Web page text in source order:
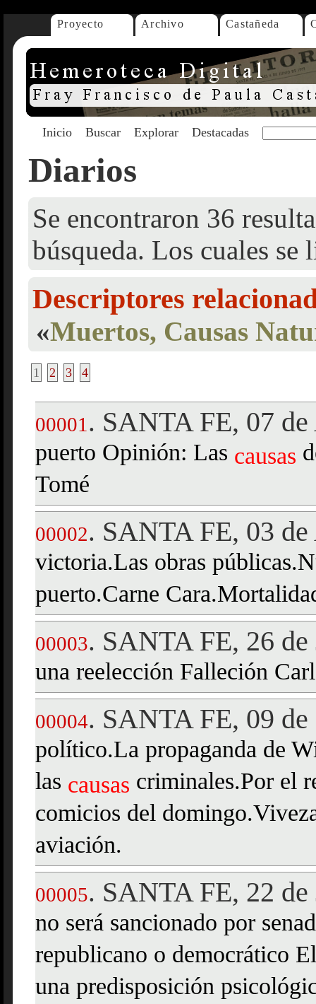
Proyecto Archivo Castañeda
Inicio Buscar Explorar Destacadas
Diarios
Se encontraron 36
búsqueda. Los cuales se
Descriptores
«Muertos, Causas
1 2 3 4
00001 . SANTA FE, 07
puerto Opinión: Las causas
Tomé
00002. SANTA FE, 03
victoria.Las obras
puerto.Carne
00003. SANTA FE, 26
una reelección Falleción
00004. SANTA FE, 09
político.La propaganda de
las causas criminales.Por el
comicios del
aviación.
00005. SANTA FE, 22
no será sancionado por
republicano o democrático
una predisposición